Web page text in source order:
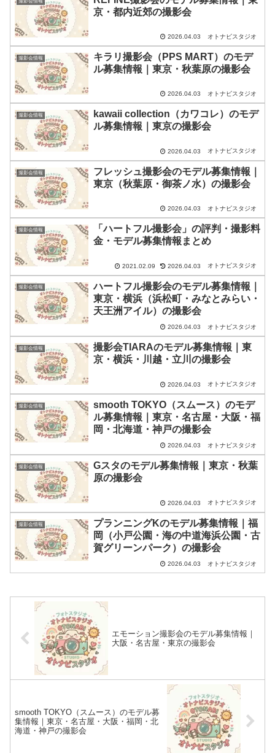
京・都内近郊の撮影会
2026.04.03 オトナビスタジオ
撮影会情報
キラリ撮影会（PPS MART）のモデ
ル募集情報｜東京・秋葉原の撮影会
2026.04.03 オトナビスタジオ
撮影会情報
kawaii collection（カワコレ）のモデ
ル募集情報｜東京の撮影会
2026.04.03 オトナビスタジオ
撮影会情報
フレッシュ撮影会のモデル募集情報｜
東京（秋葉原・御茶ノ水）の撮影会
2026.04.03 オトナビスタジオ
撮影会情報
「ハートフル撮影会」の評判・撮影料
金・モデル募集情報まとめ
2021.02.09 2026.04.03 オトナビスタジオ
撮影会情報
ハートフル撮影会のモデル募集情報｜
東京・横浜（浜松町・みなとみらい・
天王洲アイル）の撮影会
2026.04.03 オトナビスタジオ
撮影会情報
撮影会TIARAのモデル募集情報｜東
京・横浜・川越・立川の撮影会
2026.04.03 オトナビスタジオ
撮影会情報
smooth TOKYO（スムース）のモデ
ル募集情報｜東京・名古屋・大阪・福
岡・北海道・神戸の撮影会
2026.04.03 オトナビスタジオ
撮影会情報
Gスタのモデル募集情報｜東京・秋葉
原の撮影会
2026.04.03 オトナビスタジオ
撮影会情報
プランニングKのモデル募集情報｜福
岡（小戸公園・海の中道海浜公園・古
賀グリーンパーク）の撮影会
2026.04.03 オトナビスタジオ
エモーション撮影会のモデル募集情報｜
大阪・名古屋・東京の撮影会
smooth TOKYO（スムース）のモデル募
集情報｜東京・名古屋・大阪・福岡・北
海道・神戸の撮影会